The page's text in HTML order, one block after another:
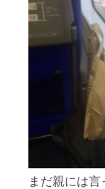
まだ親には